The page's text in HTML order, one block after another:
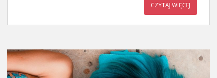
CZYTAJ WIĘCEJ